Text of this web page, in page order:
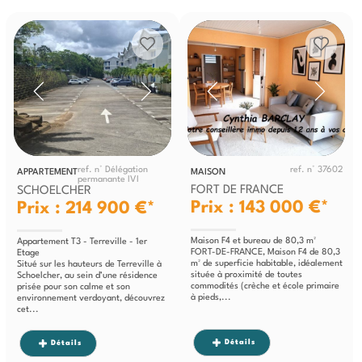
APPARTEMENTref. n° Délégation
permanante IVI
SCHOELCHER
Prix : 214 900 €*
Appartement T3 - Terreville - 1er
Etage
Situé sur les hauteurs de Terreville à
Schoelcher, au sein d’une résidence
prisée pour son calme et son
environnement verdoyant, découvrez
cet...
Détails
MAISON ref. n° 37602
FORT DE FRANCE
Prix : 143 000 €*
Maison F4 et bureau de 80,3 m²
FORT-DE-FRANCE, Maison F4 de 80,3
m² de superficie habitable, idéalement
située à proximité de toutes
commodités (crèche et école primaire
à pieds,...
Détails